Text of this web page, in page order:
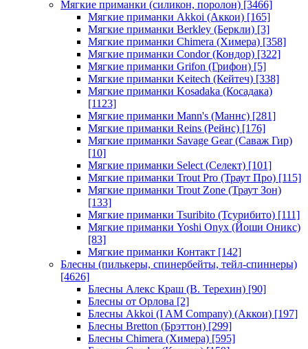
Мягкие приманки (силикон, поролон) [3466]
Мягкие приманки Akkoi (Аккои) [165]
Мягкие приманки Berkley (Беркли) [3]
Мягкие приманки Chimera (Химера) [358]
Мягкие приманки Condor (Кондор) [322]
Мягкие приманки Grifon (Грифон) [5]
Мягкие приманки Keitech (Кейтеч) [338]
Мягкие приманки Kosadaka (Косадака)
[1123]
Мягкие приманки Mann's (Маннс) [281]
Мягкие приманки Reins (Рейнс) [176]
Мягкие приманки Savage Gear (Саваж Гир)
[10]
Мягкие приманки Select (Селект) [101]
Мягкие приманки Trout Pro (Траут Про) [115]
Мягкие приманки Trout Zone (Траут Зон)
[133]
Мягкие приманки Tsuribito (Тсурибито) [111]
Мягкие приманки Yoshi Onyx (Йоши Оникс)
[83]
Мягкие приманки Контакт [142]
Блесны (пилькеры, спинербейты, тейл-спиннеры)
[4626]
Блесны Алекс Краш (В. Терехин) [90]
Блесны от Орлова [2]
Блесны Akkoi (I AM Company) (Аккои) [197]
Блесны Bretton (Брэттон) [299]
Блесны Chimera (Химера) [595]